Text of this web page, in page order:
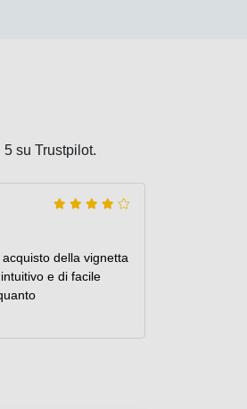
su Trustpilot.
della vignetta
e di facile